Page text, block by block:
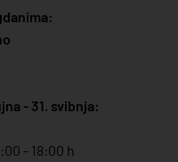
- 31. svibnja:
- 18:00 h